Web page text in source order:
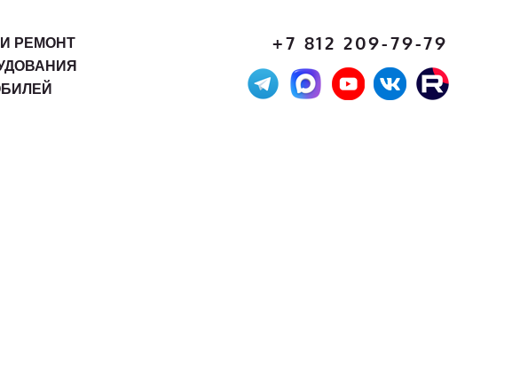
РЕМОНТ
+7 812 209-79-79